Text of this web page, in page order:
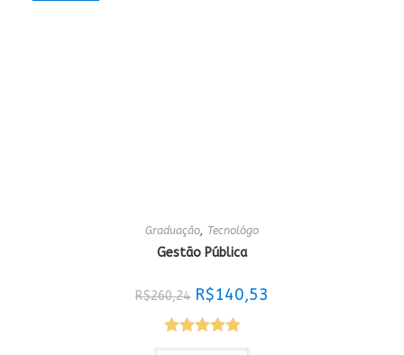
Graduação Tecnológo
Gestão Pública
R$260,24 O
preço
original
era:
R$140,53
Avaliação